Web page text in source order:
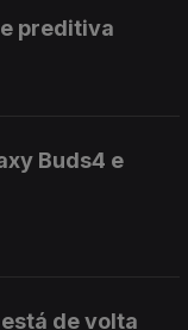
preditiva
Buds4 e
de volta